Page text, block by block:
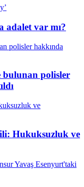
adalet var mı?
bulunan polisler
Hukuksuzluk ve